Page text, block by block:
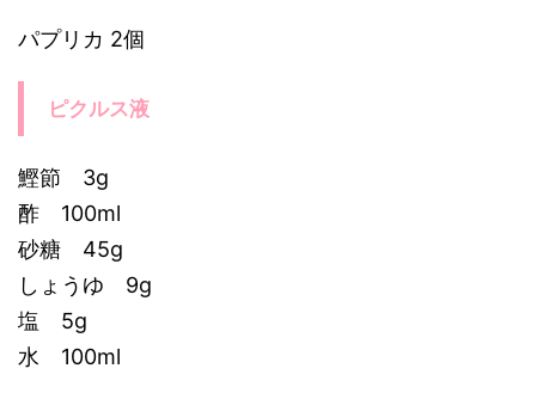
パプリカ 2個
ピクルス液
鰹節 3g
酢 100ml
砂糖 45g
しょうゆ 9g
塩 5g
水 100ml